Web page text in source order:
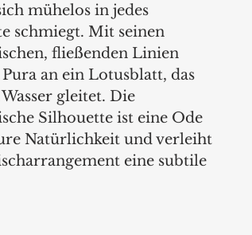
mühelos in jedes
schmiegt. Mit seinen
fließenden Linien
an ein Lotusblatt, das
gleitet. Die
Silhouette ist eine Ode
Natürlichkeit und verleiht
eine subtile